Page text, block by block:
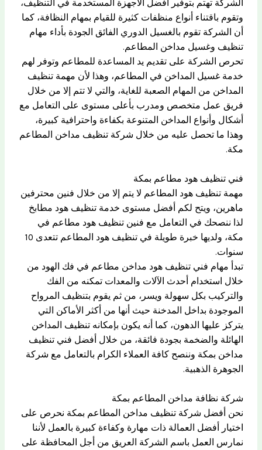
الشركة تهتم بتوفير أفضل الأجهزة المستخدمة في التنظيف،
وتقوم باقتناء أنواع منظفات كثيرة للقيام بمهام النظافة، كما
أن الشركة تقوم بالغسيل الدوري الفائق الجودة بأداء مهام
تنظيف وغسيل مداخن المطاعم.
تحرص الشركة على تقديم يد المساعدة للمطاعم وتوفر لهم
خدمة غسيل المداخن في المطاعم، وهذا لأن مهمة تنظيف
المداخن من المهام الصعبة للغاية، والتي لا تتم إلا من خلال
فريق عمل متخصص ومدرب بأعلى مستوى على التعامل مع
أشكال وأنواع المداخن المتنوعة بكفاءة واحترافية كبيرة،
وهذا ما تحصل عليه من خلال شركة تنظيف مداخن المطاعم
مكة.
فني تنظيف هود مطاعم بمكة
مهمة تنظيف هود المطاعم لا يتم إلا من خلال فنين محترفين
ماهرين، ويتح لكم أفضل مستوى خدمة تنظيف هود مطابخ
لذا ننصحك في التعامل مع فنين تنظيف هود مطاعم في
مكة، ولديها خبرة طويلة في تنظيف هود المطاعم تتعدى 10
سنوات.
تبدأ مهام فني تنظيف هود مداخن مطاعم في فك الهود من
خلال استخدام أحدث الآلات والمعدات تمكنه من الفك
والتركيب بكل سهولة ويسر، من ثم يقوم بتنظيف المرواح
الموجودة بداخل المدخنة حيث أنها من أكثر الأماكن التي
يتركز عليها الدهون، كما أنه يكون بإمكانه تنظيف المداخن
الهائلة والضخمة بجودة فائقة، من خلال أفضل فني تنظيف
مداخن بمكة وننصح كافة العملاء الكرام بالتعامل مع شركة
الجوهرة الذهبية.
شركة نظافة مداخن المطاعم بمكة
نحن أفضل شركة تنظيف مداخن المطاعم بمكة نحرص على
اختيار أفضل العمالة ذات مهارة وكفاءة كبيرة بالعمل لأننا
نمارس العمل باسم الشركة العريق من أجل المحافظة على